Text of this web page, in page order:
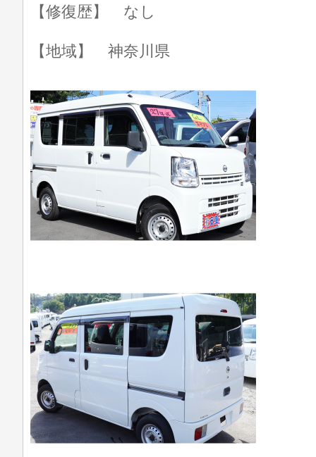
【修復歴】 なし
【地域】 神奈川県